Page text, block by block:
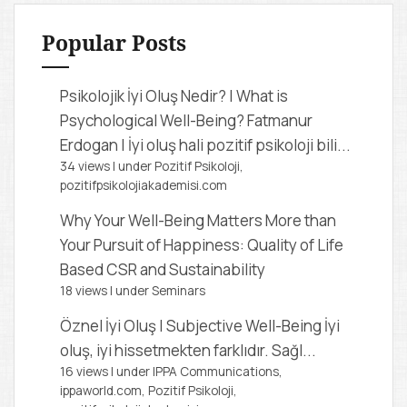
f
o
Popular Posts
Psikolojik İyi Oluş Nedir? | What is
Psychological Well-Being?Fatmanur
Erdogan | İyi oluş hali pozitif psikoloji bili...
34 views | under Pozitif Psikoloji,
pozitifpsikolojiakademisi.com
Why Your Well-Being Matters More than
Your Pursuit of Happiness: Quality of Life
Based CSR and Sustainability
18 views | underSeminars
Öznel İyi Oluş | Subjective Well-Being İyi
oluş, iyi hissetmekten farklıdır. Sağl...
16 views | under IPPA Communications,
ippaworld.com, Pozitif Psikoloji,